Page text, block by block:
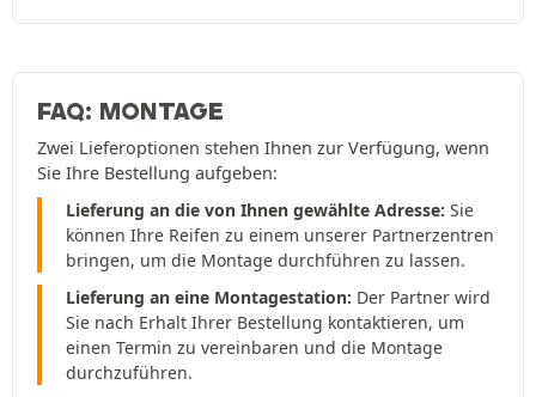
FAQ: MONTAGE
Zwei Lieferoptionen stehen Ihnen zur Verfügung, wenn
Sie Ihre Bestellung aufgeben:
Lieferung an die von Ihnen gewählte Adresse: Sie
können Ihre Reifen zu einem unserer Partnerzentren
bringen, um die Montage durchführen zu lassen.
Lieferung an eine Montagestation: Der Partner wird
Sie nach Erhalt Ihrer Bestellung kontaktieren, um
einen Termin zu vereinbaren und die Montage
durchzuführen.